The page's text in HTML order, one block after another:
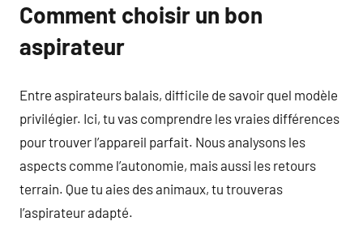
Comment choisir un bon
aspirateur
Entre aspirateurs balais, difficile de savoir quel modèle
privilégier. Ici, tu vas comprendre les vraies différences
pour trouver l’appareil parfait. Nous analysons les
aspects comme l’autonomie, mais aussi les retours
terrain. Que tu aies des animaux, tu trouveras
l’aspirateur adapté.